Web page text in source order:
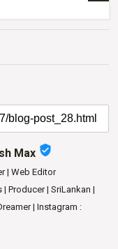
Max verified_user
| Web Editor
| Producer | SriLankan |
| Instagram :